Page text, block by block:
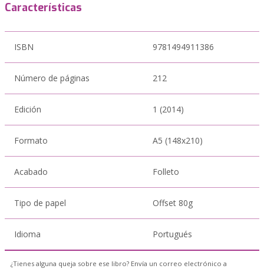
Características
ISBN 9781494911386
Número de páginas 212
Edición 1 (2014)
Formato A5 (148x210)
Acabado Folleto
Tipo de papel Offset 80g
Idioma Portugués
¿Tienes alguna queja sobre ese libro? Envía un correo electrónico a